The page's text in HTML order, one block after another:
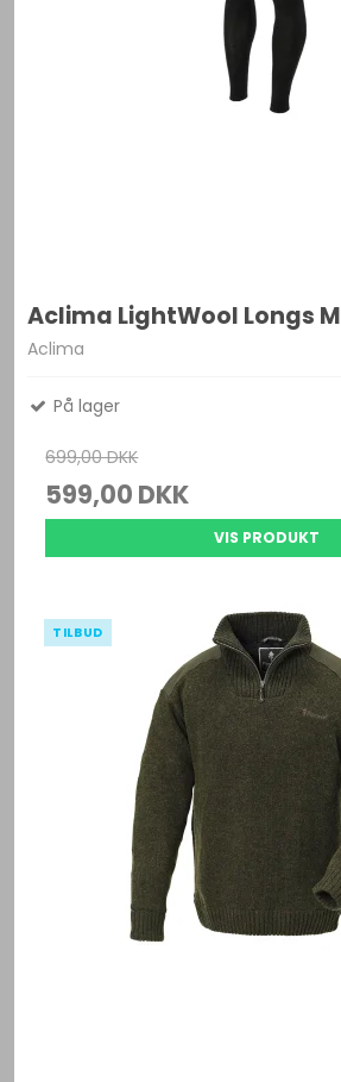
Aclima LightWool Longs M
Aclima
På lager
699,00 DKK
599,00 DKK
VIS PRODUKT
TILBUD